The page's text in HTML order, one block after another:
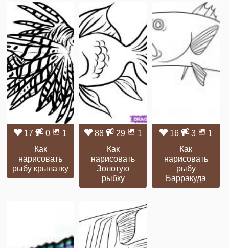
17 0
1
Как
нарисовать
рыбу крылатку
88 29
1
Как
нарисовать
Золотую
рыбку
16 3
1
Как
нарисовать
рыбу
Барракуда